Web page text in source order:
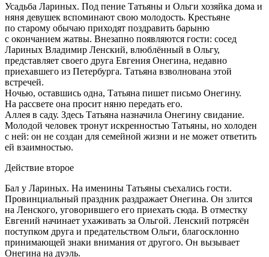
Усадьба Лариных. Под пение Татьяны и Ольги хозяйка дома и
няня девушек вспоминают свою молодость. Крестьяне
по старому обычаю приходят поздравить барыню
с окончанием жатвы. Внезапно появляются гости: сосед
Лариных Владимир Ленский, влюблённый в Ольгу,
представляет своего друга Евгения Онегина, недавно
приехавшего из Петербурга. Татьяна взволнована этой
встречей.
Ночью, оставшись одна, Татьяна пишет письмо Онегину.
На рассвете она просит няню передать его.
Аллея в саду. Здесь Татьяна назначила Онегину свидание.
Молодой человек тронут искренностью Татьяны, но холоден
с ней: он не создан для семейной жизни и не может ответить
ей взаимностью.
Действие второе
Бал у Лариных. На именины Татьяны съехались гости.
Провинциальный праздник раздражает Онегина. Он злится
на Ленского, уговорившего его приехать сюда. В отместку
Евгений начинает ухаживать за Ольгой. Ленский потрясён
поступком друга и предательством Ольги, благосклонно
принимающей знаки внимания от другого. Он вызывает
Онегина на дуэль.